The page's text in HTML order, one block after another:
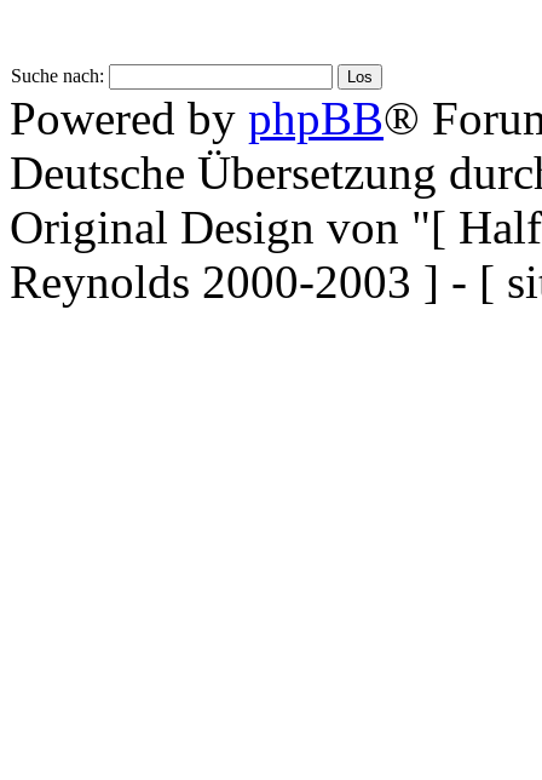
Suche nach:
Powered by phpBB®
Deutsche Übersetzung
Original Design von "[
Reynolds 2000-2003 ] - [